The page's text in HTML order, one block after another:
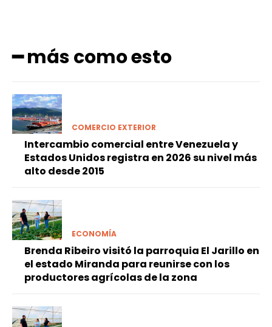
━ más como esto
COMERCIO EXTERIOR
Intercambio comercial entre Venezuela y
Estados Unidos registra en 2026 su nivel más
alto desde 2015
ECONOMÍA
Brenda Ribeiro visitó la parroquia El Jarillo en
el estado Miranda para reunirse con los
productores agrícolas de la zona